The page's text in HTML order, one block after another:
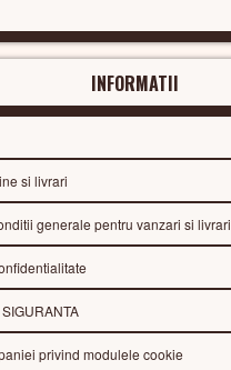
INFORMATII
si livrari
generale pentru vanzari si livrari
privind modulele cookie